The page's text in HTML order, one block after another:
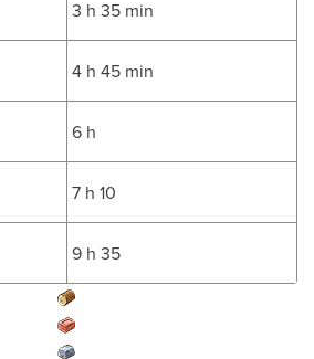
3 h 35 min
4 h 45 min
6 h
7 h 10
9 h 35